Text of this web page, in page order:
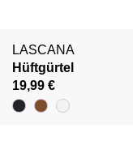
LASCANA
Hüftgürtel
19,99 €